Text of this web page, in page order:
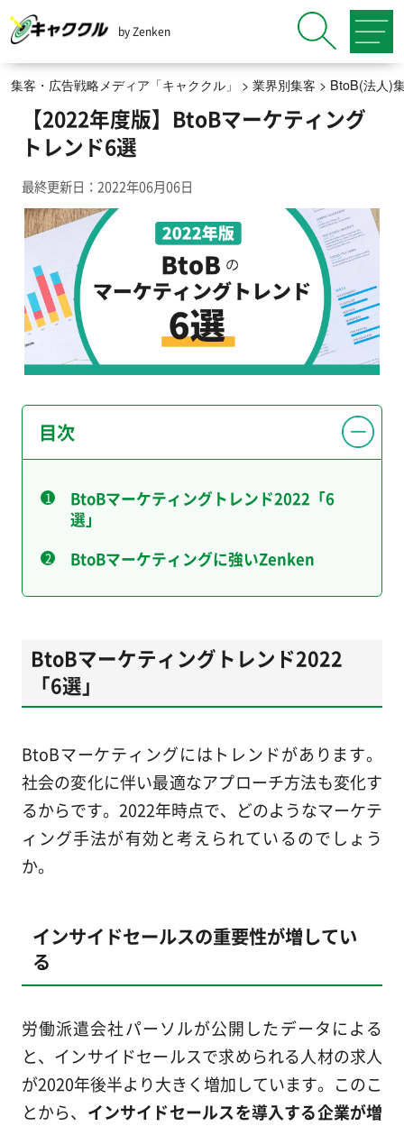
by Zenken
集客・広告戦略メディア「キャククル」 > 業界別集客 > BtoB(法人)
【2022年度版】BtoBマーケティング
トレンド6選
最終更新日：2022年06月06日
目次
BtoBマーケティングトレンド2022「6
選」
BtoBマーケティングに強いZenken
BtoBマーケティングトレンド2022
「6選」
BtoBマーケティングにはトレンドがあります。
社会の変化に伴い最適なアプローチ方法も変化す
るからです。2022年時点で、どのようなマーケテ
ィング手法が有効と考えられているのでしょう
か。
インサイドセールスの重要性が増してい
る
労働派遣会社パーソルが公開したデータによる
と、インサイドセールスで求められる人材の求人
が2020年後半より大きく増加しています。このこ
とから、 インサイドセールスを導入する企業が増